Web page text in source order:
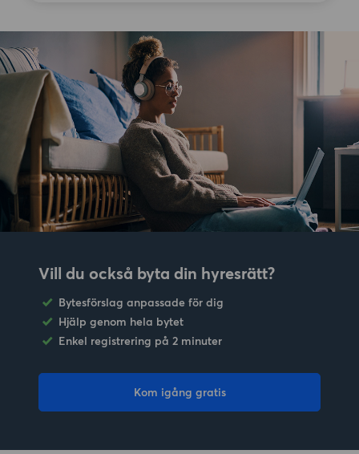
Vill du också byta din hyresrätt?
Bytesförslag anpassade för dig
Hjälp genom hela bytet
Enkel registrering på 2 minuter
Kom igång gratis